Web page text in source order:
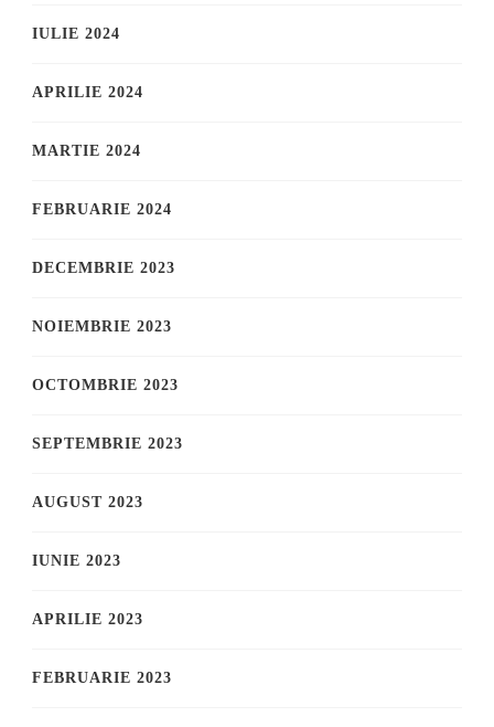
IULIE 2024
APRILIE 2024
MARTIE 2024
FEBRUARIE 2024
DECEMBRIE 2023
NOIEMBRIE 2023
OCTOMBRIE 2023
SEPTEMBRIE 2023
AUGUST 2023
IUNIE 2023
APRILIE 2023
FEBRUARIE 2023